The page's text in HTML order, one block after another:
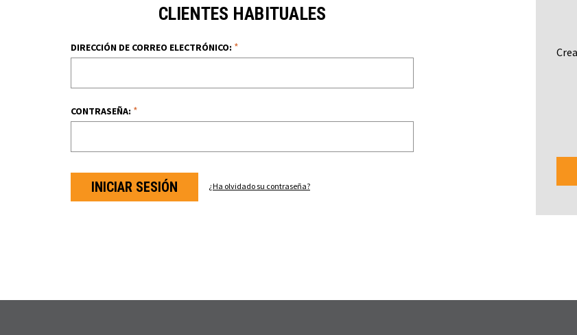
CLIENTES HABITUALES
DIRECCIÓN DE CORREO ELECTRÓNICO: *
CONTRASEÑA: *
¿Ha olvidado su contraseña?